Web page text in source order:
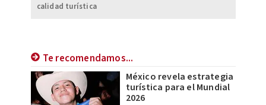
calidad turística
Te recomendamos...
México revela estrategia
turística para el Mundial
2026